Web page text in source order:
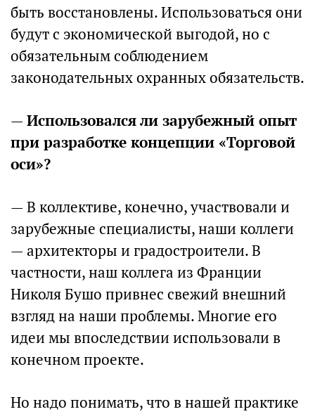
быть восстановлены. Использоваться они
будут с экономической выгодой, но с
обязательным соблюдением
законодательных охранных обязательств.
—Использовался ли зарубежный опыт
при разработке концепции «Торговой
оси»?
— В коллективе, конечно, участвовали и
зарубежные специалисты, наши коллеги
— архитекторы и градостроители. В
частности, наш коллега из Франции
Николя Бушо привнес свежий внешний
взгляд на наши проблемы. Многие его
идеи мы впоследствии использовали в
конечном проекте.
Но надо понимать, что в нашей практике